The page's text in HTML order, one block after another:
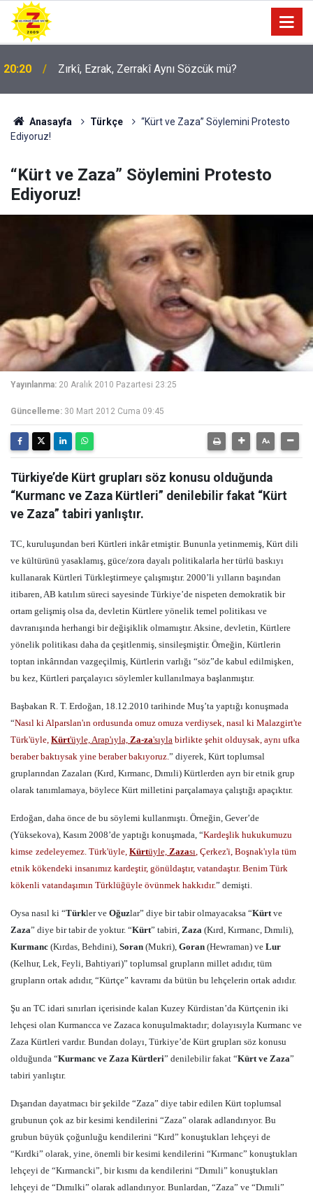
09:56 Ji Zilma Partîzanan Nimûneyeka Piçûk
Anasayfa Türkçe
“Kürt ve Zaza” Söylemini Protesto
Ediyoruz!
“Kürt ve Zaza” Söylemini Protesto
Ediyoruz!
Yayınlanma: 20 Aralık 2010 Pazartesi 23:25
Güncelleme: 30 Mart 2012 Cuma 09:45
Türkiye’de Kürt grupları söz konusu olduğunda
“Kurmanc ve Zaza Kürtleri” denilebilir fakat “Kürt
ve Zaza” tabiri yanlıştır.
TC, kuruluşundan beri Kürtleri inkâr etmiştir. Bununla yetinmemiş, Kürt dili
ve kültürünü yasaklamış, güce/zora dayalı politikalarla her türlü baskıyı
kullanarak Kürtleri Türkleştirmeye çalışmıştır. 2000’li yılların başından
itibaren, AB katılım süreci sayesinde Türkiye’de nispeten demokratik bir
ortam gelişmiş olsa da, devletin Kürtlere yönelik temel politikası ve
davranışında herhangi bir değişiklik olmamıştır. Aksine, devletin, Kürtlere
yönelik politikası daha da çeşitlenmiş, sinsileşmiştir. Örneğin, Kürtlerin
toptan inkârından vazgeçilmiş, Kürtlerin varlığı “söz”de kabul edilmişken,
bu kez, Kürtleri parçalayıcı söylemler kullanılmaya başlanmıştır.
Başbakan R. T. Erdoğan, 18.12.2010 tarihinde Muş’ta yaptığı konuşmada
“Nasıl ki Alparslan'ın ordusunda omuz omuza verdiysek, nasıl ki Malazgirt'te
Türk'üyle, Kürt'üyle, Arap'ıyla, Za-za'sıyla birlikte şehit olduysak, aynı ufka
beraber baktıysak yine beraber bakıyoruz.” diyerek, Kürt toplumsal
gruplarından Zazaları (Kırd, Kırmanc, Dımıli) Kürtlerden ayrı bir etnik grup
olarak tanımlamaya, böylece Kürt milletini parçalamaya çalıştığı apaçıktır.
Erdoğan, daha önce de bu söylemi kullanmıştı. Örneğin, Gever’de
(Yüksekova), Kasım 2008’de yaptığı konuşmada, “Kardeşlik hukukumuzu
kimse zedeleyemez. Türk'üyle, Kürtüyle, Zazası, Çerkez'i, Boşnak'ıyla tüm
etnik kökendeki insanımız kardeştir, gönüldaştır, vatandaştır. Benim Türk
kökenli vatandaşımın Türklüğüyle övünmek hakkıdır.” demişti.
Oysa nasıl ki “Türkler ve Oğuzlar” diye bir tabir olmayacaksa “Kürtve
Zaza” diye bir tabir de yoktur. “Kürt” tabiri, Zaza (Kırd, Kırmanc, Dımıli),
Kurmanc (Kırdas, Behdini), Soran (Mukri), Goran (Hewraman) ve Lur
(Kelhur, Lek, Feyli, Bahtiyari)” toplumsal grupların millet adıdır, tüm
grupların ortak adıdır, “Kürtçe” kavramı da bütün bu lehçelerin ortak adıdır.
Şu an TC idari sınırları içerisinde kalan Kuzey Kürdistan’da Kürtçenin iki
lehçesi olan Kurmancca ve Zazaca konuşulmaktadır; dolayısıyla Kurmanc ve
Zaza Kürtleri vardır. Bundan dolayı, Türkiye’de Kürt grupları söz konusu
olduğunda “Kurmanc ve Zaza Kürtleri” denilebilir fakat “Kürt ve Zaza”
tabiri yanlıştır.
Dışarıdan dayatmacı bir şekilde “Zaza” diye tabir edilen Kürt toplumsal
grubunun çok az bir kesimi kendilerini “Zaza” olarak adlandırıyor. Bu
grubun büyük çoğunluğu kendilerini “Kırd” konuştukları lehçeyi de
“Kırdki” olarak, yine, önemli bir kesimi kendilerini “Kırmanc” konuştukları
lehçeyi de “Kırmancki”, bir kısmı da kendilerini “Dımıli” konuştukları
lehçeyi de “Dımılki” olarak adlandırıyor. Bunlardan, “Zaza” ve “Dımıli”